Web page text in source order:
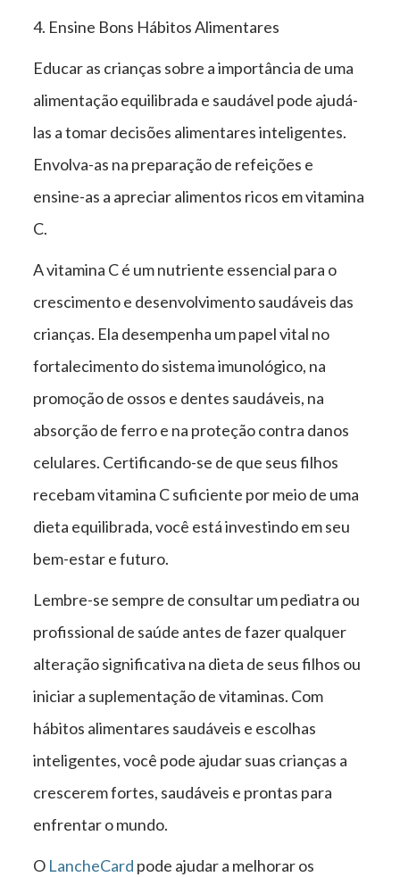
4. Ensine Bons Hábitos Alimentares
Educar as crianças sobre a importância de uma
alimentação equilibrada e saudável pode ajudá-
las a tomar decisões alimentares inteligentes.
Envolva-as na preparação de refeições e
ensine-as a apreciar alimentos ricos em vitamina
C.
A vitamina C é um nutriente essencial para o
crescimento e desenvolvimento saudáveis das
crianças. Ela desempenha um papel vital no
fortalecimento do sistema imunológico, na
promoção de ossos e dentes saudáveis, na
absorção de ferro e na proteção contra danos
celulares. Certificando-se de que seus filhos
recebam vitamina C suficiente por meio de uma
dieta equilibrada, você está investindo em seu
bem-estar e futuro.
Lembre-se sempre de consultar um pediatra ou
profissional de saúde antes de fazer qualquer
alteração significativa na dieta de seus filhos ou
iniciar a suplementação de vitaminas. Com
hábitos alimentares saudáveis e escolhas
inteligentes, você pode ajudar suas crianças a
crescerem fortes, saudáveis e prontas para
enfrentar o mundo.
O LancheCard pode ajudar a melhorar os